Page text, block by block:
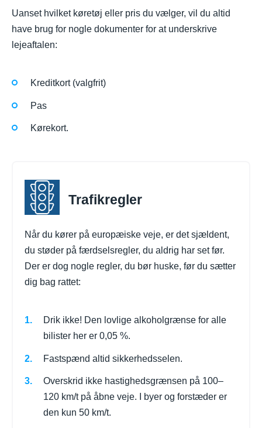
Uanset hvilket køretøj eller pris du vælger, vil du altid
have brug for nogle dokumenter for at underskrive
lejeaftalen:
Kreditkort (valgfrit)
Pas
Kørekort.
Trafikregler
Når du kører på europæiske veje, er det sjældent,
du støder på færdselsregler, du aldrig har set før.
Der er dog nogle regler, du bør huske, før du sætter
dig bag rattet:
Drik ikke! Den lovlige alkoholgrænse for alle
bilister her er 0,05 %.
Fastspænd altid sikkerhedsselen.
Overskrid ikke hastighedsgrænsen på 100–
120 km/t på åbne veje. I byer og forstæder er
den kun 50 km/t.